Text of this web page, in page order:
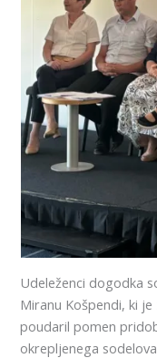
Udeleženci dogodka
Miranu Košpendi, ki
poudaril pomen
okrepljenega